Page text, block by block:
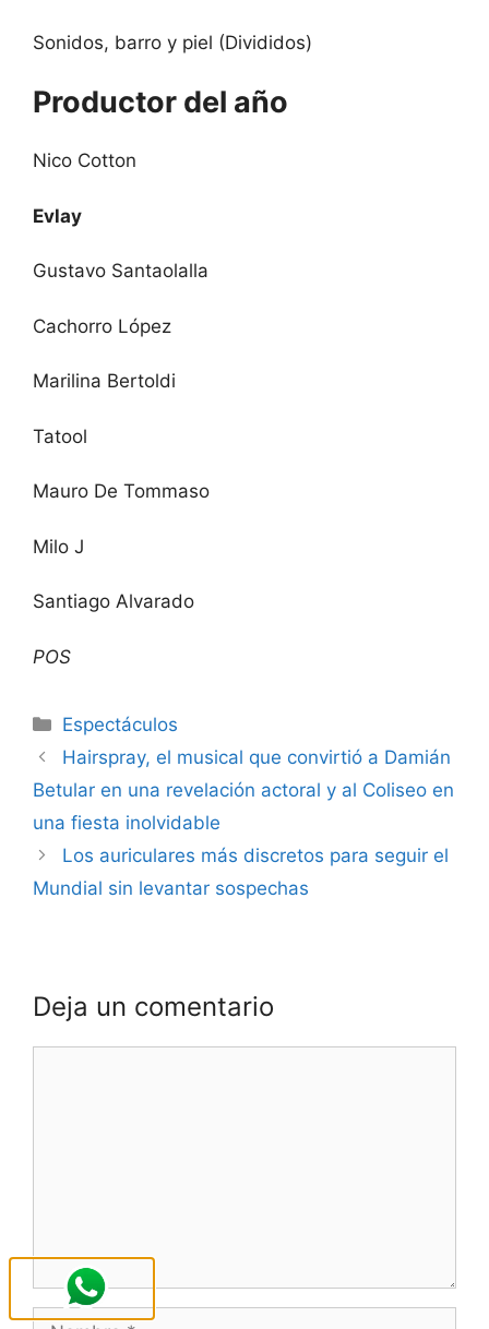
Sonidos, barro y piel (Divididos)
Productor del año
Nico Cotton
Evlay
Gustavo Santaolalla
Cachorro López
Marilina Bertoldi
Tatool
Mauro De Tommaso
Milo J
Santiago Alvarado
POS
Espectáculos
Hairspray, el musical que convirtió a Damián
Betular en una revelación actoral y al Coliseo en
una fiesta inolvidable
Los auriculares más discretos para seguir el
Mundial sin levantar sospechas
Deja un comentario